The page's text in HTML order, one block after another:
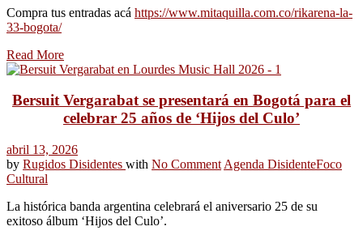
Compra tus entradas acá https://www.mitaquilla.com.co/rikarena-la-
33-bogota/
Read More
Bersuit Vergarabat se presentará en Bogotá para el
celebrar 25 años de ‘Hijos del Culo’
abril 13, 2026
by Rugidos Disidentes with No Comment Agenda DisidenteFoco
Cultural
La histórica banda argentina celebrará el aniversario 25 de su
exitoso álbum ‘Hijos del Culo’.